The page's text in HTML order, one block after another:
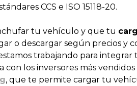
CCS e ISO 15118-20.
tu vehículo y que tu
o descargar según precios y
trabajando para integrar
con los inversores más
, que te permite cargar tu